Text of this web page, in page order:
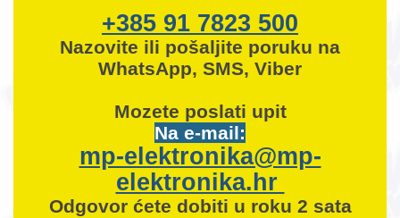
+385 91 7823 500
Nazovite ili pošaljite poruku na
WhatsApp, SMS, Viber
Mozete poslati upit
Na e-mail:
mp-elektronika@mp-
elektronika.hr
Odgovor ćete dobiti u roku 2 sata